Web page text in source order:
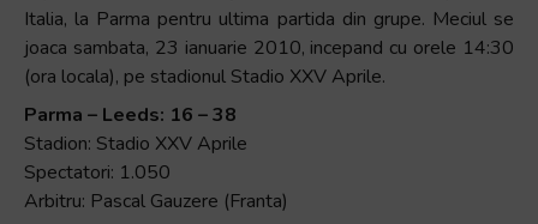
Italia, la Parma pentru ultima partida din grupe. Meciul se
joaca sambata, 23 ianuarie 2010, incepand cu orele 14:30
(ora locala), pe stadionul Stadio XXV Aprile.
Parma – Leeds: 16 – 38
Stadion: Stadio XXV Aprile
Spectatori: 1.050
Arbitru: Pascal Gauzere (Franta)